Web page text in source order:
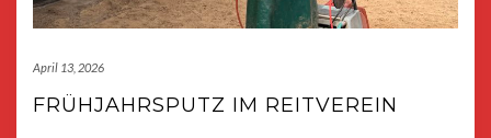
April 13, 2026
FRÜHJAHRSPUTZ IM REITVEREIN